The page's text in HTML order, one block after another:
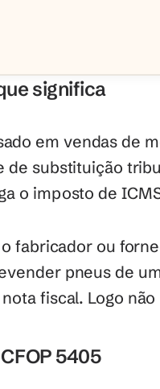
significa
em vendas de
de substituição
o imposto de
fabricador ou
pneus de
fiscal. Logo
5405